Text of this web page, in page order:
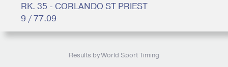
RK. 35 - CORLANDO ST PRIEST
9 / 77.09
Results by World Sport Timing